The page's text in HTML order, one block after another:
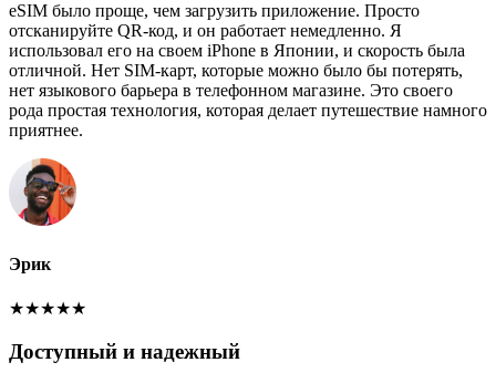
eSIM было проще, чем загрузить приложение. Просто
отсканируйте QR-код, и он работает немедленно. Я
использовал его на своем iPhone в Японии, и скорость была
отличной. Нет SIM-карт, которые можно было бы потерять,
нет языкового барьера в телефонном магазине. Это своего
рода простая технология, которая делает путешествие намного
приятнее.
Эрик
★★★★★
Доступный и надежный